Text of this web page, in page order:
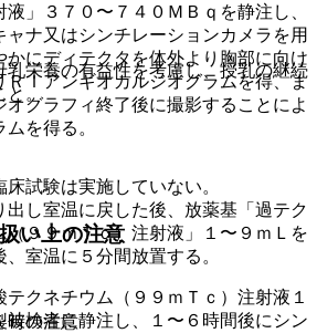
乳栄養の有益性を考慮し、授乳の継続
と。
試験は実施していない。
い上の注意
時の注意
」３７０〜７４０ＭＢｑを静注し、
ャナ又はシンチレーションカメラを用
かにディテクタを体外より胸部に向け
ＲＩアンギオカルジオグラムを得、ま
グラフィ終了後に撮影することによ
を得る。
し室温に戻した後、放薬基「過テク
（９９ｍＴｃ）注射液」１〜９ｍＬを
室温に５分間放置する。
クネチウム（９９ｍＴｃ）注射液１
被検者に静注し、１〜６時間後にシン